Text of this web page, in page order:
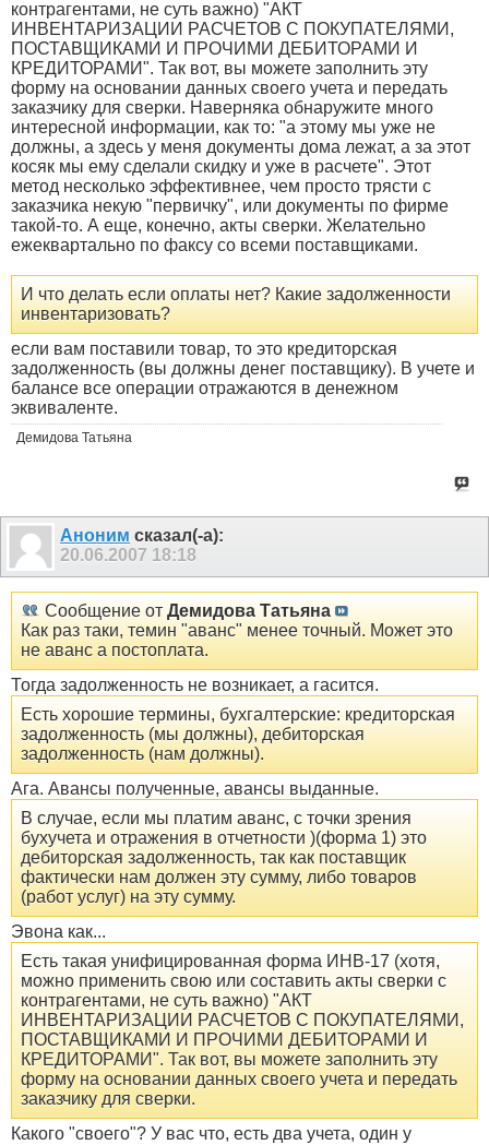
контрагентами, не суть важно) "АКТ
ИНВЕНТАРИЗАЦИИ РАСЧЕТОВ С ПОКУПАТЕЛЯМИ,
ПОСТАВЩИКАМИ И ПРОЧИМИ ДЕБИТОРАМИ И
КРЕДИТОРАМИ". Так вот, вы можете заполнить эту
форму на основании данных своего учета и передать
заказчику для сверки. Наверняка обнаружите много
интересной информации, как то: "а этому мы уже не
должны, а здесь у меня документы дома лежат, а за этот
косяк мы ему сделали скидку и уже в расчете". Этот
метод несколько эффективнее, чем просто трясти с
заказчика некую "первичку", или документы по фирме
такой-то. А еще, конечно, акты сверки. Желательно
ежеквартально по факсу со всеми поставщиками.
И что делать если оплаты нет? Какие задолженности
инвентаризовать?
если вам поставили товар, то это кредиторская
задолженность (вы должны денег поставщику). В учете и
балансе все операции отражаются в денежном
эквиваленте.
Демидова Татьяна
Аноним сказал(-а):
20.06.2007 18:18
Сообщение от Демидова Татьяна
Как раз таки, темин "аванс" менее точный. Может это
не аванс а постоплата.
Тогда задолженность не возникает, а гасится.
Есть хорошие термины, бухгалтерские: кредиторская
задолженность (мы должны), дебиторская
задолженность (нам должны).
Ага. Авансы полученные, авансы выданные.
В случае, если мы платим аванс, с точки зрения
бухучета и отражения в отчетности )(форма 1) это
дебиторская задолженность, так как поставщик
фактически нам должен эту сумму, либо товаров
(работ услуг) на эту сумму.
Эвона как...
Есть такая унифицированная форма ИНВ-17 (хотя,
можно применить свою или составить акты сверки с
контрагентами, не суть важно) "АКТ
ИНВЕНТАРИЗАЦИИ РАСЧЕТОВ С ПОКУПАТЕЛЯМИ,
ПОСТАВЩИКАМИ И ПРОЧИМИ ДЕБИТОРАМИ И
КРЕДИТОРАМИ". Так вот, вы можете заполнить эту
форму на основании данных своего учета и передать
заказчику для сверки.
Какого "своего"? У вас что, есть два учета, один у